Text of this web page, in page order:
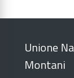
Unione
Montani